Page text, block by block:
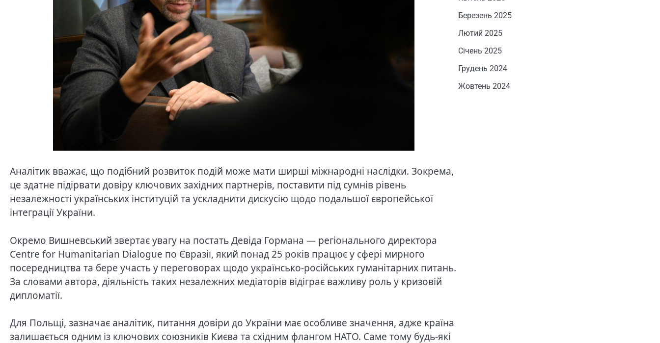
Аналітик вважає, що подібний розвиток подій може мати ширші міжнародні наслідки. Зокрема,
це здатне підірвати довіру ключових західних партнерів, поставити під сумнів рівень
незалежності українських інституцій та ускладнити дискусію щодо подальшої європейської
інтеграції України.
Окремо Вишневський звертає увагу на постать Девіда Гормана — регіонального директора
Centre for Humanitarian Dialogue по Євразії, який понад 25 років працює у сфері мирного
посередництва та бере участь у переговорах щодо українсько-російських гуманітарних питань.
За словами автора, діяльність таких незалежних медіаторів відіграє важливу роль у кризовій
дипломатії.
Для Польщі, зазначає аналітик, питання довіри до України має особливе значення, адже країна
залишається одним із ключових союзників Києва та східним флангом НАТО. Саме тому будь-які
Березень 2025
Лютий 2025
Січень 2025
Грудень 2024
Жовтень 2024